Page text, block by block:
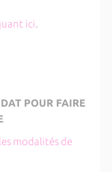
ici.
POUR FAIRE
modalités de